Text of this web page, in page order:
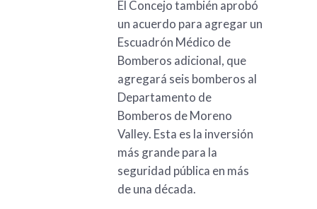
El Concejo también aprobó
un acuerdo para agregar un
Escuadrón Médico de
Bomberos adicional, que
agregará seis bomberos al
Departamento de
Bomberos de Moreno
Valley. Esta es la inversión
más grande para la
seguridad pública en más
de una década.